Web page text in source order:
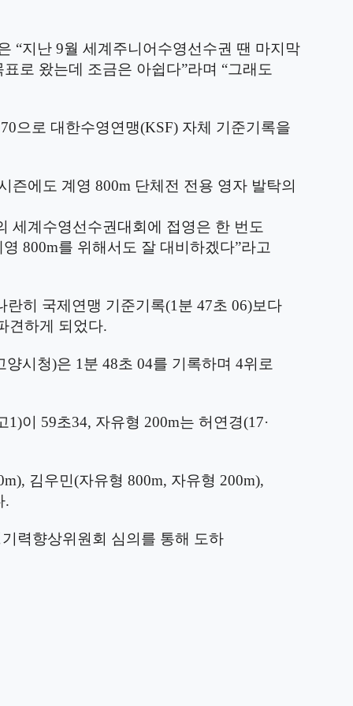
“지난 9월 세계주니어수영선수권 땐 마지막
표로 왔는데 조금은 아쉽다”라며 “그래도
70으로 대한수영연맹(KSF) 자체 기준기록을
즌에도 계영 800m 단체전 전용 영자 발탁의
세계수영선수권대회에 접영은 한 번도
800m를 위해서도 잘 대비하겠다”라고
란히 국제연맹 기준기록(1 분 47초 06)보다
견하게 되었다.
양시청)은 1 분 48초 04를 기록하며 4위로
1)이 59초34, 자유형 200m는 허연경(17·
김우민(자유형 800m, 자유형 200m),
.
력향상위원회 심의를 통해 도하